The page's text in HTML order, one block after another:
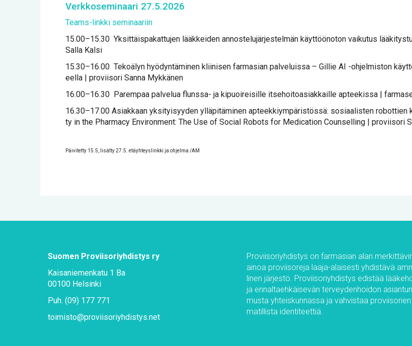
Verk­ko­se­mi­naa­ri 27.5.2026
Teams-link­ki se­mi­naa­riin
15.00–15.30 Yk­sit­täis­pa­kat­tu­jen lääk­kei­den an­nos­te­lu­jär­jes­tel­män käyt­töön­o­ton vai­ku­tus
Sal­la Kal­si
15.30–16.00 Te­ko­ä­lyn hyö­dyn­tä­mi­nen klii­ni­sen far­m­asian pal­ve­luis­sa – Gil­lie AI -oh­jel­mis­ton
eel­la | pro­vii­so­ri San­na Myk­kä­nen
16.00–16.30 Pa­rem­paa pal­ve­lua fluns­sa- ja ki­puoi­rei­sil­le it­se­hoi­toa­siak­kail­le ap­tee­kis­sa |
16.30–17.00 Asiak­kaan yk­si­tyi­syy­den yl­lä­pi­tä­mi­nen ap­teek­kiym­pä­ris­tös­sä: so­si­aa­lis­ten
ty in the Phar­macy En­vi­ron­ment: The Use of Social Ro­bots for Me­dica­tion Coun­sel­ling | pro­vii­so­ri
Päi­vi­tet­ty 15.5, li­sät­ty 27.5. etäyh­teys­link­ki ja oh­jel­ma /AM
Suo­men Pro­vii­so­riyh­dis­tys ry
Kai­sa­nie­men­ka­tu 1 Ba
00100 Hel­sin­ki
Puh. (09) 177 771
toi­mis­to@​pro­vii­so­riyh­dis­tys.​net
Pro­vii­so­riyh­dis­tys on far­m­asian alan
ai­noa pro­vii­so­re­ja laa­ja-alai­ses­ti yh­dis­tä­vä
li­nen jär­jes­tö. Pro­vii­so­riyh­dis­tys edis­tää
ja en­nal­taeh­käi­se­vän ter­vey­den­hoi­don
mus­ta yh­teis­kun­nas­sa ja vah­vis­taa
ma­til­lis­ta iden­ti­teet­tiä.